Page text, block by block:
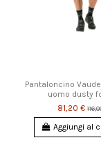
Pantaloncino
uomo dusty
81,20 €
Aggiungi al